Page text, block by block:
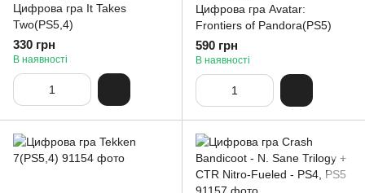
Цифрова гра It Takes
Two(PS5,4)
330 грн
В наявності
Цифрова гра Avatar:
Frontiers of Pandora(PS5)
590 грн
В наявності